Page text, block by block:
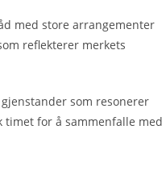
med store arrangementer
reflekterer merkets
som resonerer
timet for å sammenfalle med